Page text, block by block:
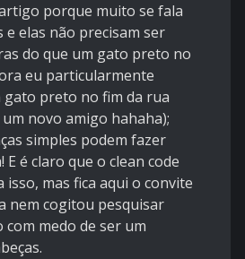
porque muito se fala
e elas não precisam ser
do que um gato preto no
eu particularmente
gato preto no fim da rua
novo amigo hahaha);
simples podem fazer
E é claro que o clean code
isso, mas fica aqui o convite
nem cogitou pesquisar
medo de ser um